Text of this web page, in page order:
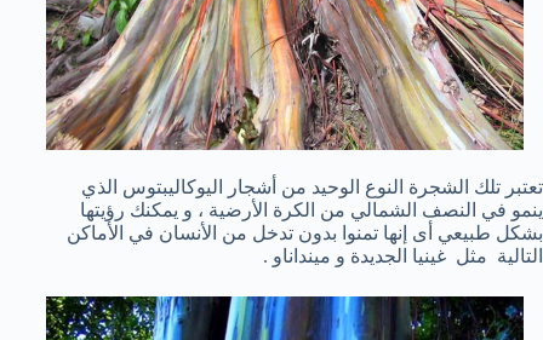
تعتبر تلك الشجرة النوع الوحيد من أشجار اليوكاليبتوس الذي
ينمو في النصف الشمالي من الكرة الأرضية ، و يمكنك رؤيتها
بشكل طبيعي أى إنها تمنوا بدون تدخل من الأنسان في الأماكن
التالية مثل غينيا الجديدة و مينداناو .